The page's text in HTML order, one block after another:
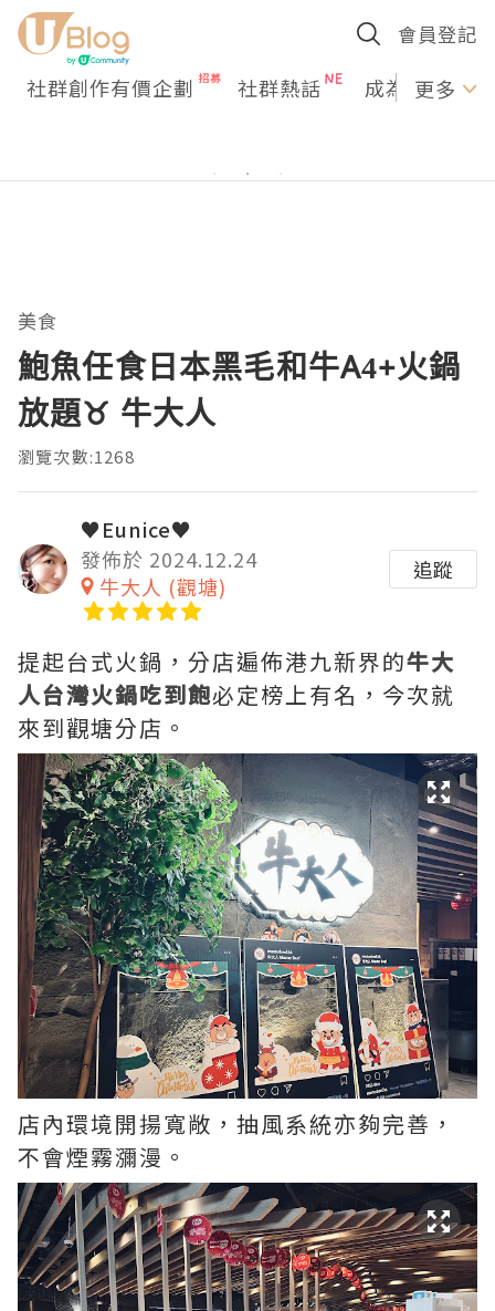
會員登記
社群創作有價企劃 社群熱話 成為U更多
美食
鮑魚任食日本黑毛和牛A4+火鍋
放題♉ 牛大人
瀏覽次數:1268
♥Eunice♥
發佈於 2024.12.24
牛大人 (觀塘)
追蹤
提起台式火鍋，分店遍佈港九新界的牛大
人台灣火鍋吃到飽必定榜上有名，今次就
來到觀塘分店。
店內環境開揚寬敞，抽風系統亦夠完善，
不會煙霧瀰漫。